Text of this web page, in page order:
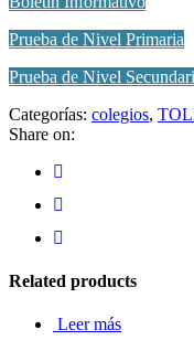
Prueba de Nivel Primaria
Prueba de Nivel
Categorías: colegios,
Share on:
Related products
Leer más